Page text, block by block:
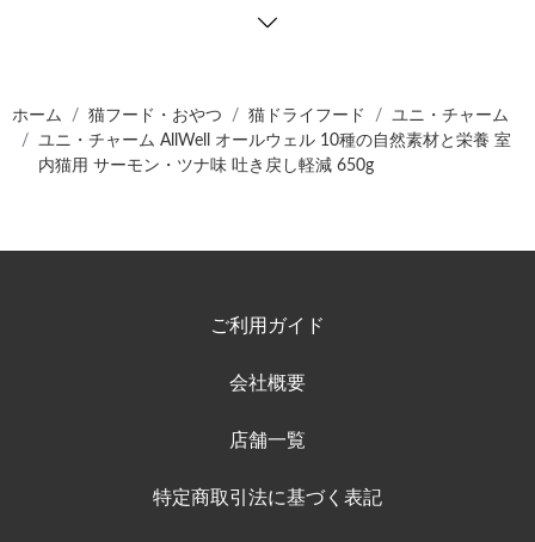
ホーム 猫フード・おやつ 猫ドライフード
ユニ・チャーム
ユニ・チャーム AllWell オールウェル 10種の自然素材と栄養 室
内猫用 サーモン・ツナ味 吐き戻し軽減 650g
ご利用ガイド
会社概要
店舗一覧
特定商取引法に基づく表記